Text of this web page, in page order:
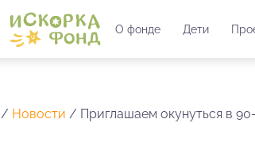
О фонде Дети
/ Новости / Приглашаем окунуться в